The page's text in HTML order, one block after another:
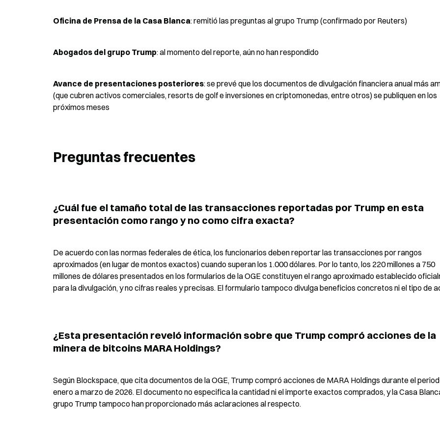
Oficina de Prensa de la Casa Blanca: remitió las preguntas al grupo Trump (confirmado por Reuters)
Abogados del grupo Trump: al momento del reporte, aún no han respondido
Avance de presentaciones posteriores: se prevé que los documentos de divulgación financiera anual más
(que cubren activos comerciales, resorts de golf e inversiones en criptomonedas, entre otros) se publiquen en los
próximos meses
Preguntas frecuentes
¿Cuál fue el tamaño total de las transacciones reportadas por Trump en esta
presentación como rango y no como cifra exacta?
De acuerdo con las normas federales de ética, los funcionarios deben reportar las transacciones por rangos
aproximados (en lugar de montos exactos) cuando superan los 1.000 dólares. Por lo tanto, los 220 millones a 750
millones de dólares presentados en los formularios de la OGE constituyen el rango aproximado establecido
para la divulgación, y no cifras reales y precisas. El formulario tampoco divulga beneficios concretos ni el tipo de
¿Esta presentación reveló información sobre que Trump compró acciones de la
minera de bitcoins MARA Holdings?
Según Blockspace, que cita documentos de la OGE, Trump compró acciones de MARA Holdings durante el
enero a marzo de 2026. El documento no especifica la cantidad ni el importe exactos comprados, y la Casa
grupo Trump tampoco han proporcionado más aclaraciones al respecto.